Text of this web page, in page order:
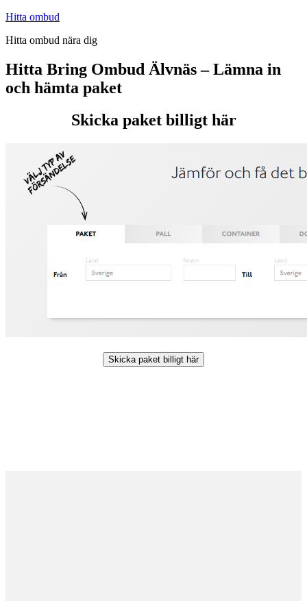
Hoppa
innehåll
Hitta ombud
Hitta ombud nära dig
Hitta Bring Ombud Älvnäs – Lämna in
och hämta paket
Skicka paket billigt här
Skicka paket billigt här